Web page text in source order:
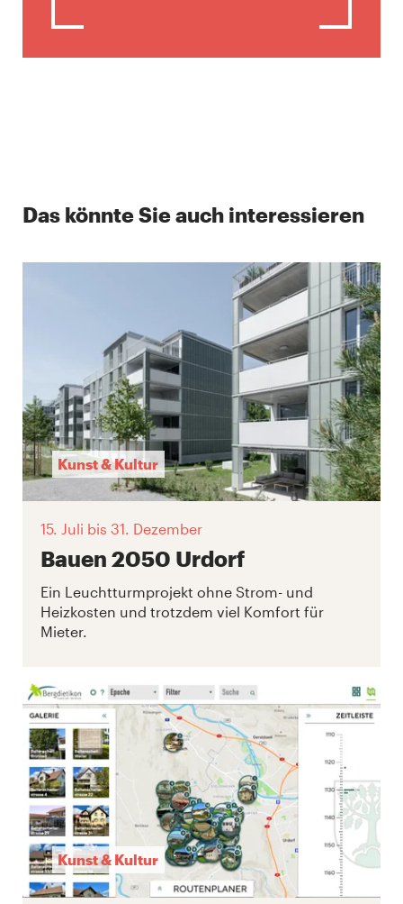
Das könnte Sie auch interessieren
Kunst & Kultur
15. Juli bis 31. Dezember
Bauen 2050 Urdorf
Ein Leuchtturmprojekt ohne Strom- und
Heizkosten und trotzdem viel Komfort für
Mieter.
Kunst & Kultur